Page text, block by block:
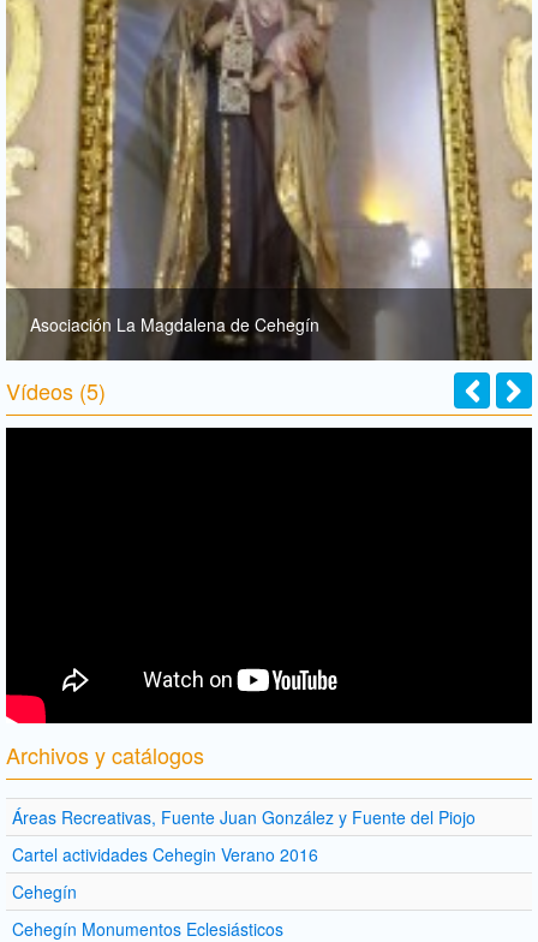
Asociación La Magdalena de Cehegín
Vídeos (5)
Archivos y catálogos
Áreas Recreativas, Fuente Juan González y Fuente del Piojo
Cartel actividades Cehegin Verano 2016
Cehegín
Cehegín Monumentos Eclesiásticos